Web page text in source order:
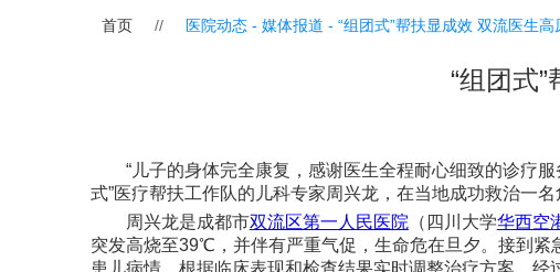
“组团式
“儿子的身体完全康复，感谢医生全程耐心细致的诊疗
式”医疗帮扶工作队的儿科专家周兴龙，在当地成功救治一
周兴龙是成都市双流区第一人民医院 （四川大学华西空
突发高烧至39℃，并伴有严重气促，生命危在旦夕。接到
患儿病情，根据临床表现和检查结果实时调整治疗方案。
首页 // 医院动态 - 媒体报道 - “组团式”帮扶显成效 双流医生